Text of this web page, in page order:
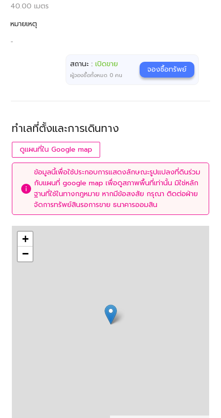
40.00 เมตร
หมายเหตุ
-
สถานะ :เปิดขาย
ผู้จองซื้อทั้งหมด 0 คน
จองซื้อทรัพย์
ทำเลที่ตั้งและการเดินทาง
ดูแผนที่ใน Google map
ข้อมูลนี้เพื่อใช้ประกอบการแสดงลักษณะรูปแปลงที่ดินร่วม
กับแผนที่ google map เพื่อดูสภาพพื้นที่เท่านั้น มิใช่หลัก
ฐานที่ใช้ในทางกฎหมาย หากมีข้อสงสัย กรุณา ติดต่อฝ่าย
จัดการทรัพย์สินรอการขาย ธนาคารออมสิน
+
−